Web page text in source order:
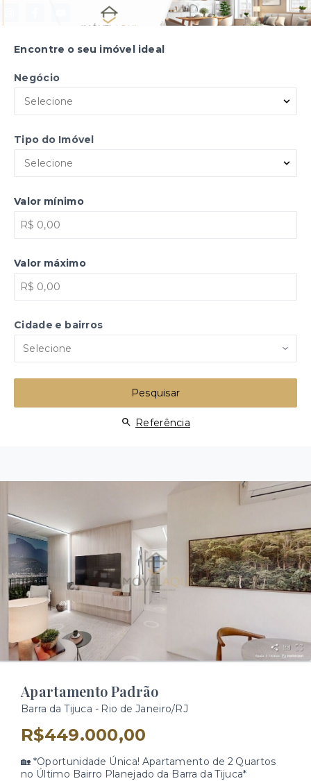
Encontre o seu imóvel ideal
Negócio
Selecione
Tipo do Imóvel
Selecione
Valor mínimo
Valor máximo
Cidade e bairros
Selecione
Pesquisar
Referência
Apartamento Padrão
Barra da Tijuca - Rio de Janeiro/RJ
R$449.000,00
🏡 *Oportunidade Única! Apartamento de 2 Quartos
no Último Bairro Planejado da Barra da Tijuca*